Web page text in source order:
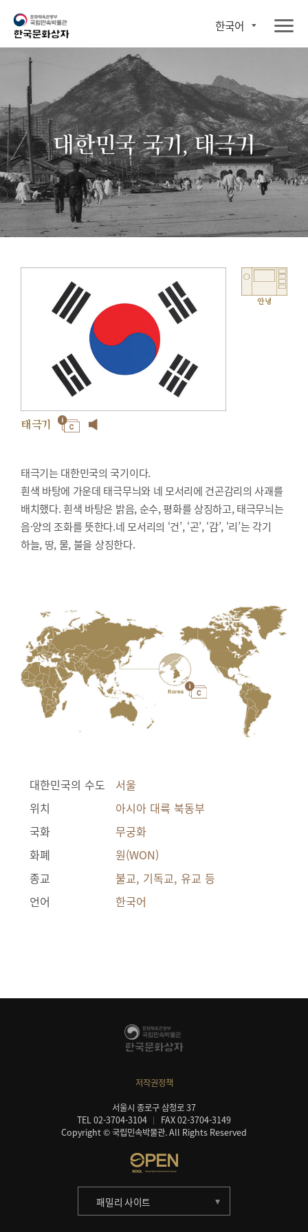
한국어
대한민국 국기, 태극기
태극기
안녕
태극기는 대한민국의 국기이다.
흰색 바탕에 가운데 태극무늬와 네 모서리에 건곤감리의 사괘를
배치했다. 흰색 바탕은 밝음, 순수, 평화를 상징하고, 태극무늬는
음·양의 조화를 뜻한다.네 모서리의 ‘건’, ‘곤’, ‘감’, ‘리’는 각기
하늘, 땅, 물, 불을 상징한다.
대한민국의 수도
서울
위치
아시아 대륙 북동부
국화
무궁화
화폐
원(WON)
종교
불교, 기독교, 유교 등
언어
한국어
저작권정책
서울시 종로구 삼청로 37
TEL 02-3704-3104
FAX 02-3704-3149
Copyright © 국립민속박물관. All Rights Reserved
패밀리 사이트